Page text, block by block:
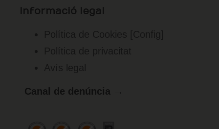
Informació legal
Canal de denúncia →